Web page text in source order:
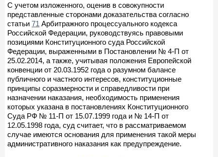
С учетом изложенного, оценив в совокупности
представленные сторонами доказательства согласно
статьи 71 Арбитражного процессуального кодекса
Российской Федерации, руководствуясь правовыми
позициями Конституционного суда Российской
Федерации, выраженными в Постановлении № 4-П от
25.02.2014, а также, учитывая положения Европейской
конвенции от 20.03.1952 года о разумном балансе
публичного и частного интересов, конституционные
принципы соразмерности и справедливости при
назначении наказания, необходимость применения
которых указана в постановлениях Конституционного
Суда РФ № 11-П от 15.07.1999 года и № 14-П от
12.05.1998 года, суд считает, что в рассматриваемом
случае имеются основания для применения такой меры
административного наказания как предупреждение.